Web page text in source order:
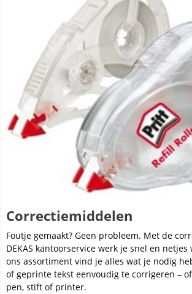
Correctiemiddelen
Foutje gemaakt? Geen probleem. Met de
DEKAS kantoorservice werk je snel en
ons assortiment vind je alles wat je nodig
of geprinte tekst eenvoudig te corrigeren –
pen, stift of printer.